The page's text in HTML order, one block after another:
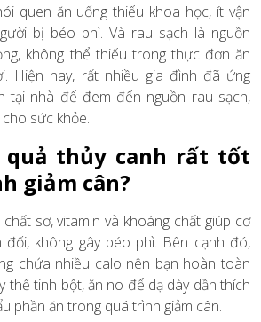
quen ăn uống thiếu khoa học, ít vận
bị béo phì. Và rau sạch là nguồn
không thể thiếu trong thực đơn ăn
Hiện nay, rất nhiều gia đình đã ứng
tại nhà để đem đến nguồn rau sạch,
sức khỏe.
quả thủy canh rất tốt
giảm cân?
sơ, vitamin và khoáng chất giúp cơ
đối, không gây béo phì. Bên cạnh đó,
chứa nhiều calo nên bạn hoàn toàn
thế tinh bột, ăn no để dạ dày dần thích
phần ăn trong quá trình giảm cân.